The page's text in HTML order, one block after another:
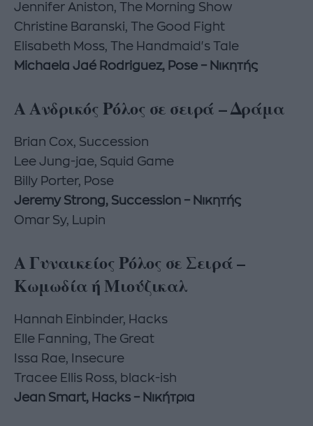
Jennifer Aniston, The Morning Show
Christine Baranski, The Good Fight
Elisabeth Moss, The Handmaid's Tale
Michaela Jaé Rodriguez, Pose – Νικητής
Α Ανδρικός Ρόλος σε σειρά – Δράμα
Brian Cox, Succession
Lee Jung-jae, Squid Game
Billy Porter, Pose
Jeremy Strong, Succession – Νικητής
Omar Sy, Lupin
Α Γυναικείος Ρόλος σε Σειρά –
Κωμωδία ή Μιούζικαλ
Hannah Einbinder, Hacks
Elle Fanning, The Great
Issa Rae, Insecure
Tracee Ellis Ross, black-ish
Jean Smart, Hacks – Νικήτρια